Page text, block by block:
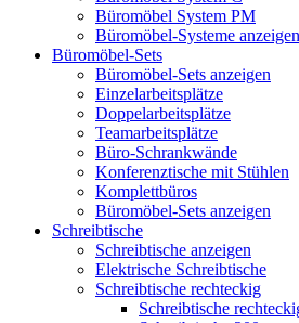
Büromöbel System PM
Büromöbel-Systeme anzeigen
Büromöbel-Sets
Büromöbel-Sets anzeigen
Einzelarbeitsplätze
Doppelarbeitsplätze
Teamarbeitsplätze
Büro-Schrankwände
Konferenztische mit Stühlen
Komplettbüros
Büromöbel-Sets anzeigen
Schreibtische
Schreibtische anzeigen
Elektrische Schreibtische
Schreibtische rechteckig
Schreibtische